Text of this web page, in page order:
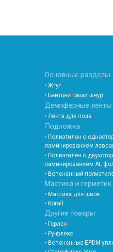
Основные разделы
• Жгут
• Бентонитовый шнур
Демпферные ленты
• Лента для пола
Подложка
• Полиэтилен с
ламинированием
• Полиэтилен с
ламинированием AL
• Вспененный
Мастика и герметик
• Мастика для швов
• Korall
Другие товары
• Герлен
• Ру-флекс
• Вспененные EPDM